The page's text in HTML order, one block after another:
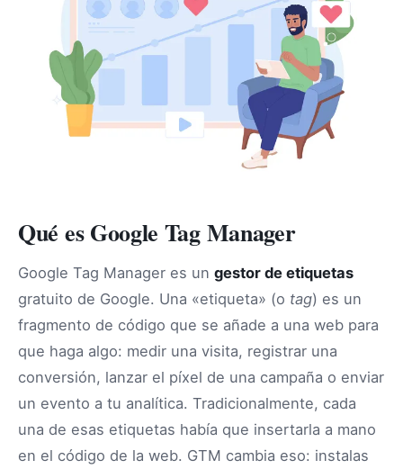
Qué es Google Tag Manager
Google Tag Manager es un gestor de etiquetas
gratuito de Google. Una «etiqueta» (o tag) es un
fragmento de código que se añade a una web para
que haga algo: medir una visita, registrar una
conversión, lanzar el píxel de una campaña o enviar
un evento a tu analítica. Tradicionalmente, cada
una de esas etiquetas había que insertarla a mano
en el código de la web. GTM cambia eso: instalas